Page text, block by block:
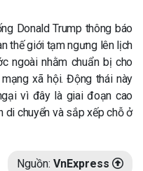
Donald Trump thông báo
thế giới tạm ngưng lên lịch
ngoài nhằm chuẩn bị cho
xã hội. Động thái này
vì đây là giai đoạn cao
di chuyển và sắp xếp chỗ ở
Nguồn: VnExpress